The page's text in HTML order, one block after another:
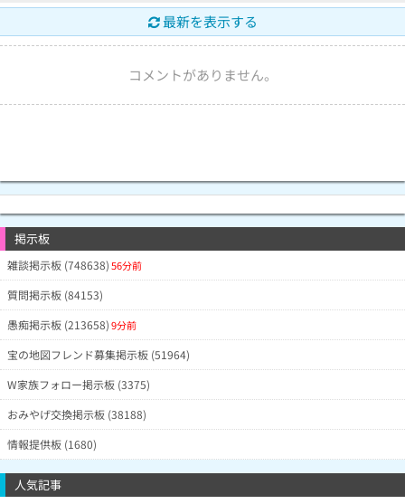
最新を表示する
コメントがありません。
掲示板
雑談掲示板 (748638)56分前
質問掲示板 (84153)
愚痴掲示板 (213658)9分前
宝の地図フレンド募集掲示板 (51964)
W家族フォロー掲示板 (3375)
おみやげ交換掲示板 (38188)
情報提供板 (1680)
人気記事